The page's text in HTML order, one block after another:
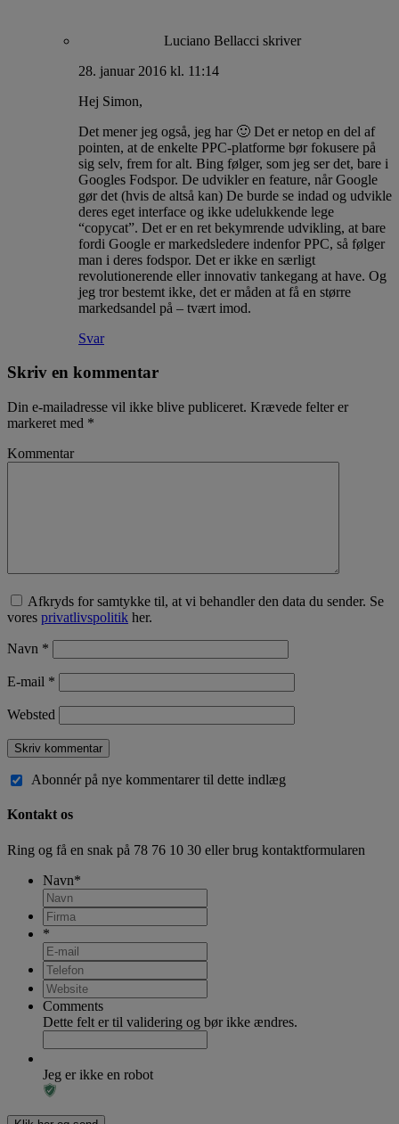
Luciano Bellacci skriver
28. januar 2016 kl. 11:14
Hej Simon,
Det mener jeg også, jeg har 🙂 Det er netop en del af
pointen, at de enkelte PPC-platforme bør fokusere på
sig selv, frem for alt. Bing følger, som jeg ser det, bare i
Googles Fodspor. De udvikler en feature, når Google
gør det (hvis de altså kan) De burde se indad og udvikle
deres eget interface og ikke udelukkende lege
“copycat”. Det er en ret bekymrende udvikling, at bare
fordi Google er markedsledere indenfor PPC, så følger
man i deres fodspor. Det er ikke en særligt
revolutionerende eller innovativ tankegang at have. Og
jeg tror bestemt ikke, det er måden at få en større
markedsandel på – tvært imod.
Svar
Skriv en kommentar
Din e-mailadresse vil ikke blive publiceret. Krævede felter er
markeret med *
Kommentar
Afkryds for samtykke til, at vi behandler den data du sender. Se
vores privatlivspolitik her.
Navn *
E-mail *
Websted
Abonnér på nye kommentarer til dette indlæg
Kontakt os
Ring og få en snak på 78 76 10 30 eller brug kontaktformularen
Navn*
*
Comments
Dette felt er til validering og bør ikke ændres.
Jeg er ikke en robot